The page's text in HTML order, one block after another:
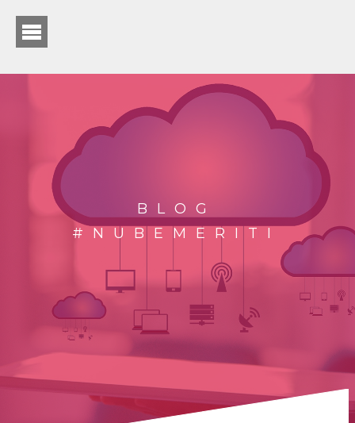
BLOG
#NUBEMERITI